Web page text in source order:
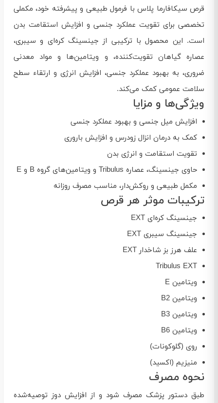
قرص سیکافارما پلاس با فرمول طبیعی و پیشرفته خود، مکملی
تخصصی برای تقویت عملکرد جنسی و افزایش استقامت بدن
است. این محصول با ترکیبی از جینسینگ کره‌ای و سیبری،
عصاره گیاهان تقویت‌کننده، و ویتامین‌ها و مواد معدنی
ضروری، به بهبود عملکرد جنسی، افزایش انرژی و ارتقاء سطح
سلامت عمومی کمک می‌کند.
ویژگی‌ها و مزایا
افزایش میل جنسی و بهبود عملکرد جنسی
کمک به درمان انزال زودرس و افزایش باروری
تقویت استقامت و انرژی بدن
حاوی جینسینگ، عصاره Tribulus و ویتامین‌های گروه B و E
مکمل طبیعی و روکش‌دار، مناسب مصرف روزانه
ترکیبات موثر هر قرص
جینسینگ کره‌ای EXT
جینسینگ سیبری EXT
علف هرز بز شاخدار EXT
Tribulus EXT
ویتامین E
ویتامین B2
ویتامین B3
ویتامین B6
روی (گلوکونات)
منیزیم (اکسید)
نحوه مصرف
طبق دستور پزشک مصرف شود و از افزایش دوز توصیه‌شده